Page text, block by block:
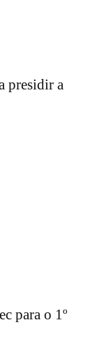
presidir a
para o 1º